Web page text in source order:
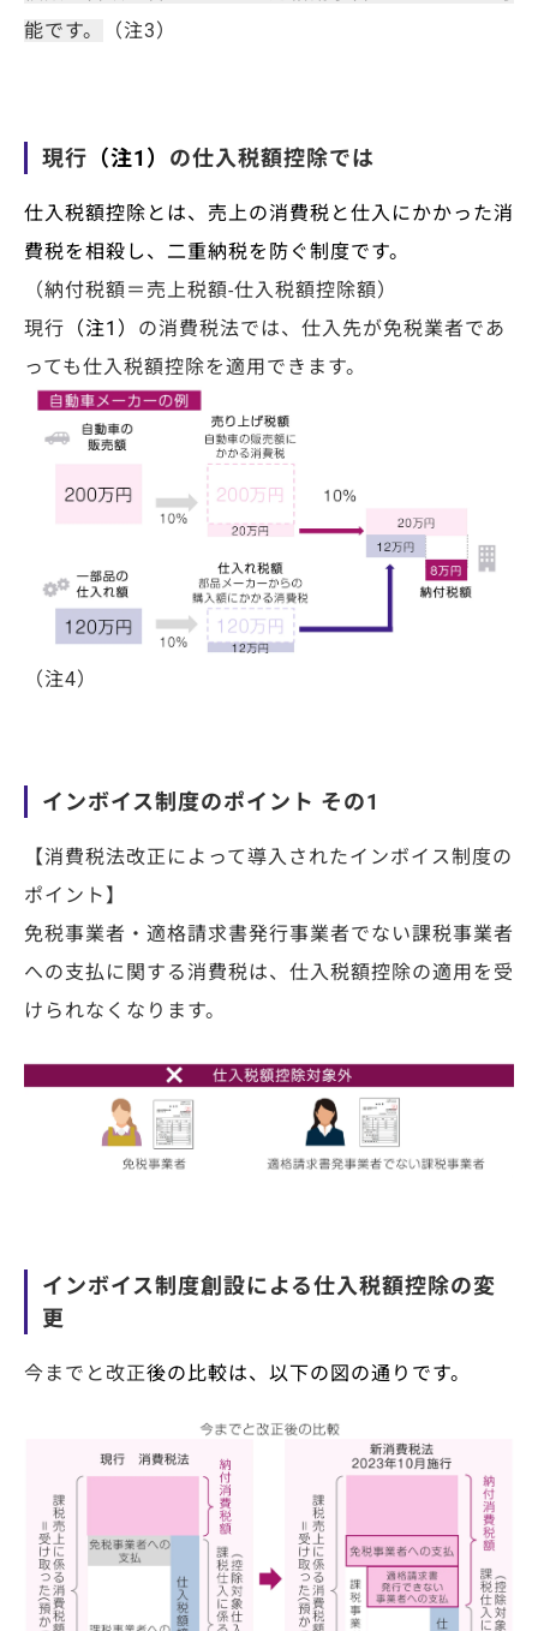
能です。
（注3）
現行 （注1） の仕入税額控除では
仕入税額控除とは、売上の消費税と仕入にかかった消
費税を相殺し、二重納税を防ぐ制度です。
（納付税額＝売上税額-仕入税額控除額）
現行 （注1） の消費税法では、仕入先が免税業者であ
っても仕入税額控除を適用できます。
（注4）
インボイス制度のポイント その1
【消費税法改正によって導入されたインボイス制度の
ポイント】
免税事業者・適格請求書発行事業者でない課税事業者
への支払に関する消費税は、仕入税額控除の適用を受
けられなくなります。
インボイス制度創設による仕入税額控除の変
更
今までと改正後の比較は、以下の図の通りです。